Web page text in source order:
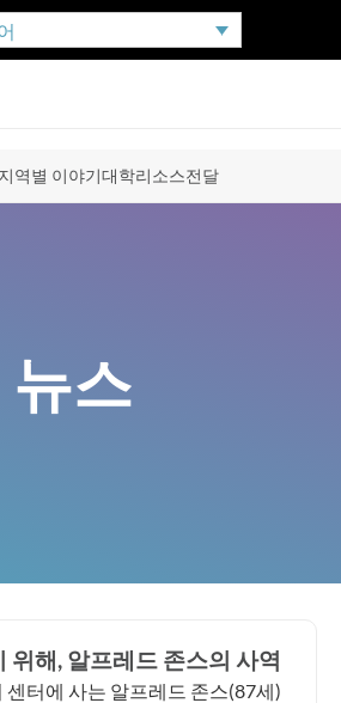
지역별 이야기대학리소스전달
뉴스
위해, 알프레드 존스의 사역
센터에 사는 알프레드 존스(87세)